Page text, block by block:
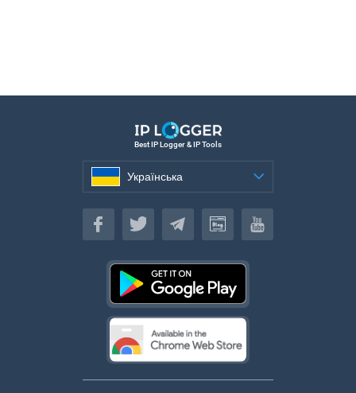
Best IP Logger & IP Tools
Українська
Українська